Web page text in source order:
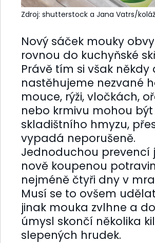
Zdroj: shutterstock a Jana Vatrs/
Nový sáček mouky
rovnou do kuchyňské
Právě tím si však někdy
nastěhujeme nezvané
mouce, rýži, vločkách,
nebo krmivu mohou
skladištního hmyzu,
vypadá neporušeně.
Jednoduchou prevencí
nově koupenou
nejméně čtyři dny v
Musí se to ovšem
jinak mouka zvlhne a
úmysl skončí několika
slepených hrudek.